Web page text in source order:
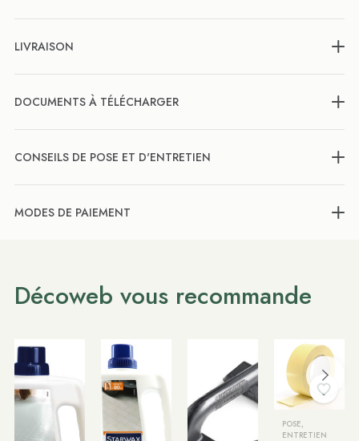
LIVRAISON
DOCUMENTS À TÉLÉCHARGER
CONSEILS DE POSE ET D'ENTRETIEN
MODES DE PAIEMENT
Décoweb vous recommande
POSE,
ENTRETIEN